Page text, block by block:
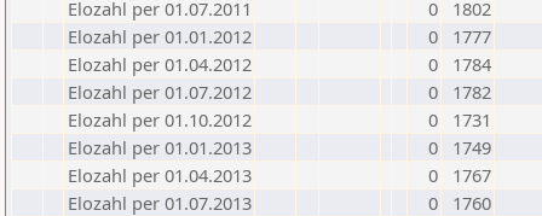
Elozahl per 01.07.2011
0
1802
Elozahl per 01.01.2012
0
1777
Elozahl per 01.04.2012
0
1784
Elozahl per 01.07.2012
0
1782
Elozahl per 01.10.2012
0
1731
Elozahl per 01.01.2013
0
1749
Elozahl per 01.04.2013
0
1767
Elozahl per 01.07.2013
0
1760